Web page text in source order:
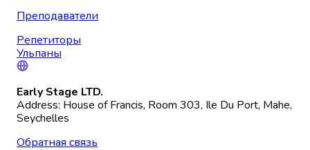
Преподаватели
Репетиторы
Ульпаны
Early Stage LTD.
Address: House of Francis, Room 303, Ile Du Port, Mahe,
Seychelles
Обратная связь